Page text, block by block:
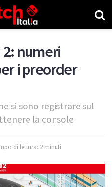
numeri
i preorder
si sono registrare sul
la console
di lettura: 2 minuti